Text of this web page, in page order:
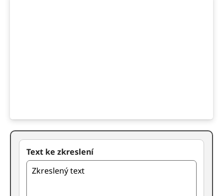
Text ke zkreslení